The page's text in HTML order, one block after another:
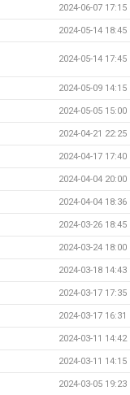
2024-06-07 17:15
2024-05-14 18:45
2024-05-14 17:45
2024-05-09 14:15
2024-05-05 15:00
2024-04-21 22:25
2024-04-17 17:40
2024-04-04 20:00
2024-04-04 18:36
2024-03-26 18:45
2024-03-24 18:00
2024-03-18 14:43
2024-03-17 17:35
2024-03-17 16:31
2024-03-11 14:42
2024-03-11 14:15
2024-03-05 19:23